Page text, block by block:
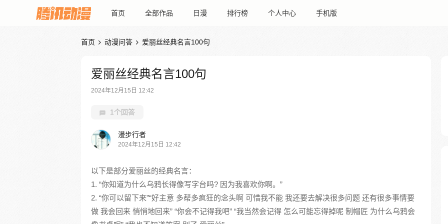
首页 全部作品 日漫 排行榜 个人中心 手机版
首页  动漫问答  爱丽丝经典名言100句
爱丽丝经典名言100句
2024年12月15日 12:42
1个回答
漫步行者
2024年12月15日 12:42
以下是部分爱丽丝的经典名言：
1. “你知道为什么乌鸦长得像写字台吗? 因为我喜欢你啊。”
2. “你可以留下来”“好主意 多帮多疯狂的念头啊 可惜我不能 我还要去解决很多问题 还有很多事情要
做 我会回来 悄悄地回来” “你会不记得我吧” “我当然会记得 怎么可能忘得掉呢 制帽匠 为什么乌鸦会